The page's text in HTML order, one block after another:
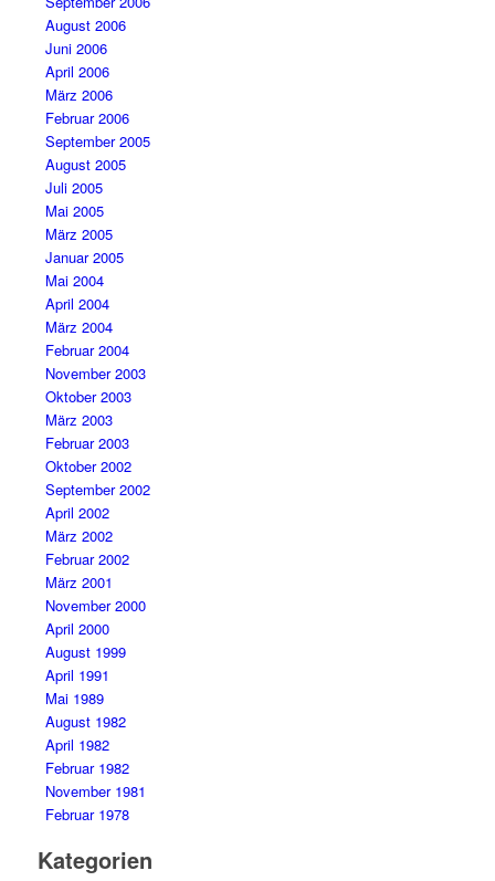
August 2006
Juni 2006
April 2006
März 2006
Februar 2006
September 2005
August 2005
Juli 2005
Mai 2005
März 2005
Januar 2005
Mai 2004
April 2004
März 2004
Februar 2004
November 2003
Oktober 2003
März 2003
Februar 2003
Oktober 2002
September 2002
April 2002
März 2002
Februar 2002
März 2001
November 2000
April 2000
August 1999
April 1991
Mai 1989
August 1982
April 1982
Februar 1982
November 1981
Februar 1978
Kategorien